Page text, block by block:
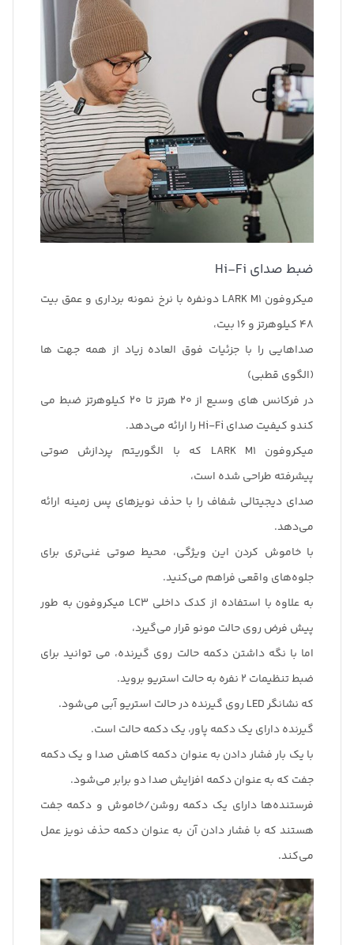
ضبط صدای Hi-Fi
میکروفون LARK M1 دونفره با نرخ نمونه برداری و عمق بیت
48 کیلوهرتز و 16 بیت،
صداهایی را با جزئیات فوق العاده زیاد از همه جهت ها
(الگوی قطبی)
در فرکانس های وسیع از 20 هرتز تا 20 کیلوهرتز ضبط می
کندو کیفیت صدای Hi-Fi را ارائه می‌دهد.
میکروفون LARK M1 که با الگوریتم پردازش صوتی
پیشرفته طراحی شده است،
صدای دیجیتالی شفاف را با حذف نویزهای پس زمینه ارائه
می‌دهد.
با خاموش کردن این ویژگی، محیط صوتی غنی‌تری برای
جلوه‌های واقعی فراهم می‌کنید.
به علاوه با استفاده از کدک داخلی LC3 میکروفون به طور
پیش فرض روی حالت مونو قرار می‌گیرد،
اما با نگه داشتن دکمه حالت روی گیرنده، می توانید برای
ضبط تنظیمات 2 نفره به حالت استریو بروید.
که نشانگر LED روی گیرنده در حالت استریو آبی می‌شود.
گیرنده دارای یک دکمه پاور، یک دکمه حالت است.
با یک بار فشار دادن به عنوان دکمه کاهش صدا و یک دکمه
جفت که به عنوان دکمه افزایش صدا دو برابر می‌شود.
فرستنده‌ها دارای یک دکمه روشن/خاموش و دکمه جفت
هستند که با فشار دادن آن به عنوان دکمه حذف نویز عمل
می‌کند.